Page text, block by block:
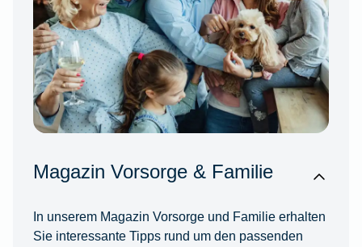
Magazin Vorsorge & Familie
In unserem Magazin Vorsorge und Familie erhalten
Sie interessante Tipps rund um den passenden